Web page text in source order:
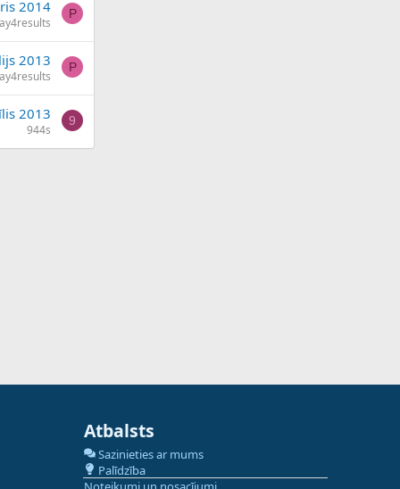
2014 P
2013 P
2013
944s
9
Atbalsts
Sazinieties ar mums
Palīdzība